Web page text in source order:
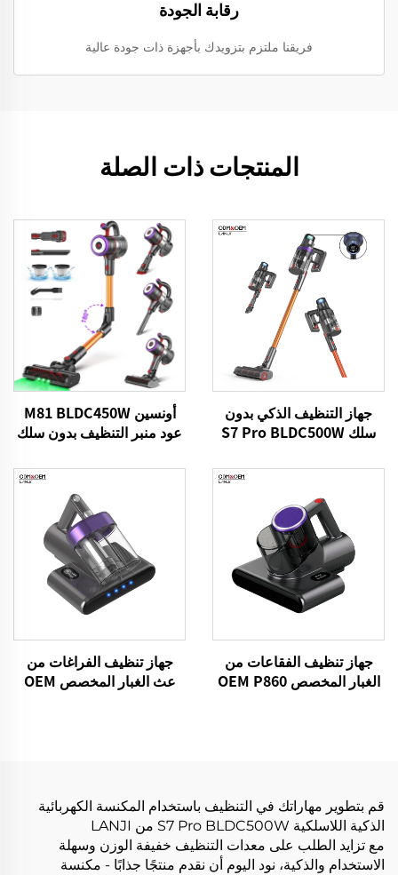
رقابة الجودة
فريقنا ملتزم بتزويدك بأجهزة ذات جودة عالية
المنتجات ذات الصلة
جهاز التنظيف الذكي بدون
سلك S7 Pro BLDC500W
أونسين M81 BLDC450W
عود منبر التنظيف بدون سلك
جهاز تنظيف الفقاعات من
الغبار المخصص OEM P860
جهاز تنظيف الفراغات من
عث الغبار المخصص OEM
قم بتطوير مهاراتك في التنظيف باستخدام المكنسة الكهربائية
الذكية اللاسلكية S7 Pro BLDC500W من LANJI
مع تزايد الطلب على معدات التنظيف خفيفة الوزن وسهلة
الاستخدام والذكية، نود اليوم أن نقدم منتجًا جذابًا - مكنسة